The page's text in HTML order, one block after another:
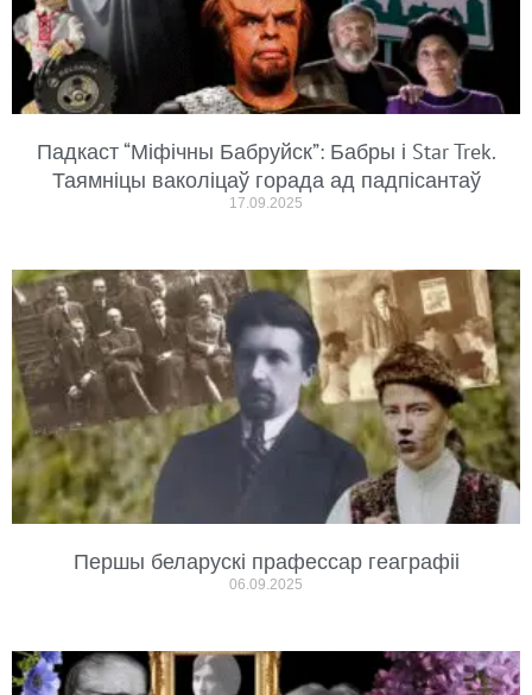
Падкаст “Міфічны Бабруйск”: Бабры і Star Trek.
Таямніцы ваколіцаў горада ад падпісантаў
17.09.2025
Першы беларускі прафессар геаграфіі
06.09.2025